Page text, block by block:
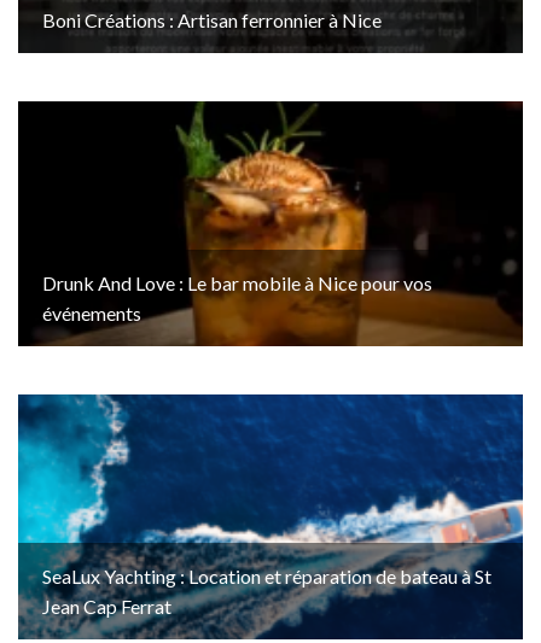
Boni Créations : Artisan ferronnier à Nice
Drunk And Love : Le bar mobile à Nice pour vos
événements
SeaLux Yachting : Location et réparation de bateau à St
Jean Cap Ferrat